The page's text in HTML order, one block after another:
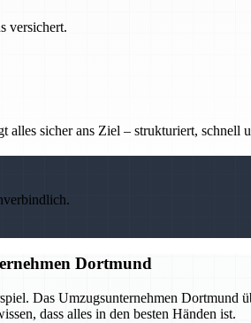
versichert.
sicher ans Ziel – strukturiert, schnell
Dortmund
Das Umzugsunternehmen Dortmund
dass alles in den besten Händen ist.